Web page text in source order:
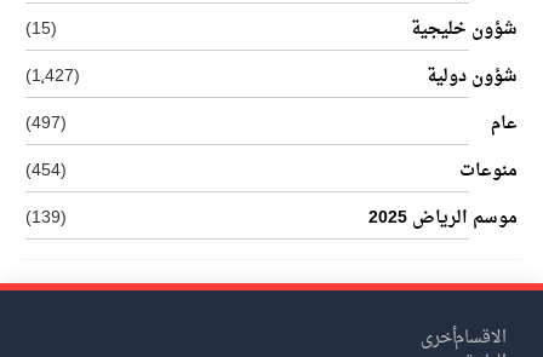
شؤون خليجية
(15)
شؤون دولية
(1٬427)
عام
(497)
منوعات
(454)
موسم الرياض 2025
(139)
الاقسامأخرى